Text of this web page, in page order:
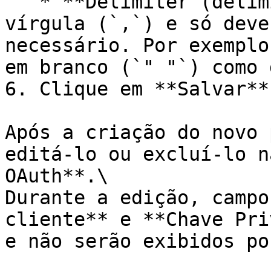
vírgula (`,`) e só
necessário. Por
em branco (`" "`) como
6. Clique em
Após a criação do
editá-lo ou excluí-lo
OAuth**.\
Durante a edição,
cliente** e **Chave
e não serão exibidos